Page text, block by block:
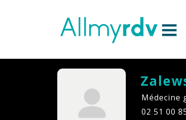
Médecine
02 51 00